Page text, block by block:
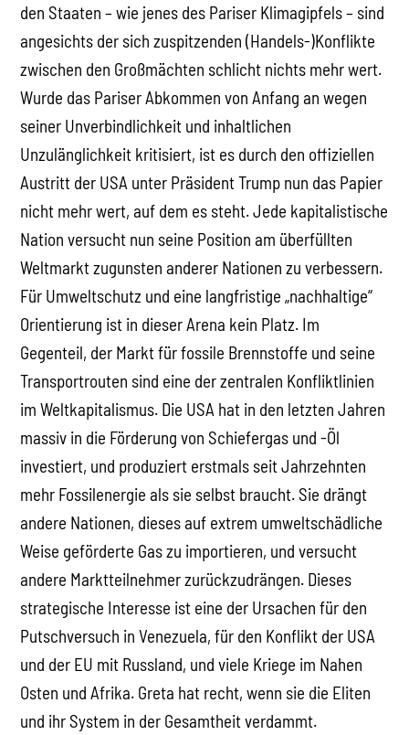
den Staaten – wie jenes des Pariser Klimagipfels – sind
angesichts der sich zuspitzenden (Handels-)Konflikte
zwischen den Großmächten schlicht nichts mehr wert.
Wurde das Pariser Abkommen von Anfang an wegen
seiner Unverbindlichkeit und inhaltlichen
Unzulänglichkeit kritisiert, ist es durch den offiziellen
Austritt der USA unter Präsident Trump nun das Papier
nicht mehr wert, auf dem es steht. Jede kapitalistische
Nation versucht nun seine Position am überfüllten
Weltmarkt zugunsten anderer Nationen zu verbessern.
Für Umweltschutz und eine langfristige „nachhaltige“
Orientierung ist in dieser Arena kein Platz. Im
Gegenteil, der Markt für fossile Brennstoffe und seine
Transportrouten sind eine der zentralen Konfliktlinien
im Weltkapitalismus. Die USA hat in den letzten Jahren
massiv in die Förderung von Schiefergas und -Öl
investiert, und produziert erstmals seit Jahrzehnten
mehr Fossilenergie als sie selbst braucht. Sie drängt
andere Nationen, dieses auf extrem umweltschädliche
Weise geförderte Gas zu importieren, und versucht
andere Marktteilnehmer zurückzudrängen. Dieses
strategische Interesse ist eine der Ursachen für den
Putschversuch in Venezuela, für den Konflikt der USA
und der EU mit Russland, und viele Kriege im Nahen
Osten und Afrika. Greta hat recht, wenn sie die Eliten
und ihr System in der Gesamtheit verdammt.